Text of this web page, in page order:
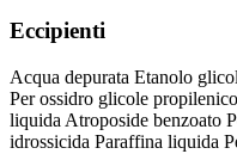
Eccipienti
Acqua depurata Etanolo
Per ossidro glicole
liquida Atroposide benzoato
idrossicida Paraffina liquida